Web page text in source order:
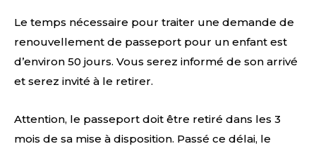
Le temps nécessaire pour traiter une demande de
renouvellement de passeport pour un enfant est
d’environ 50 jours. Vous serez informé de son arrivé
et serez invité à le retirer.
Attention, le passeport doit être retiré dans les 3
mois de sa mise à disposition. Passé ce délai, le